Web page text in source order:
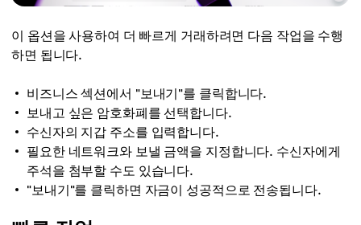
이 옵션을 사용하여 더 빠르게 거래하려면 다음 작업을 수행
하면 됩니다.
비즈니스 섹션에서 "보내기"를 클릭합니다.
보내고 싶은 암호화폐를 선택합니다.
수신자의 지갑 주소를 입력합니다.
필요한 네트워크와 보낼 금액을 지정합니다. 수신자에게
주석을 첨부할 수도 있습니다.
"보내기"를 클릭하면 자금이 성공적으로 전송됩니다.